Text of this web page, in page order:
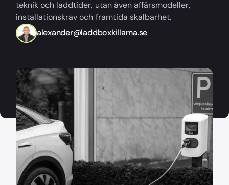
teknik och laddtider, utan även affärsmodeller,
installationskrav och framtida skalbarhet.
alexander@laddboxkillarna.se